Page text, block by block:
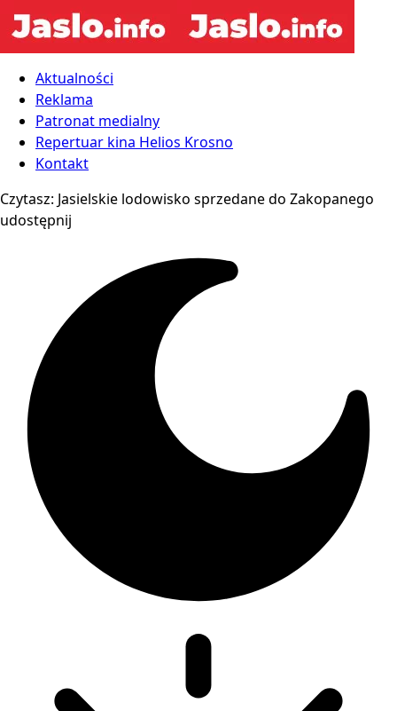
Aktualności
Reklama
Patronat medialny
Repertuar kina Helios Krosno
Kontakt
Czytasz: Jasielskie lodowisko sprzedane do Zakopanego
udostępnij